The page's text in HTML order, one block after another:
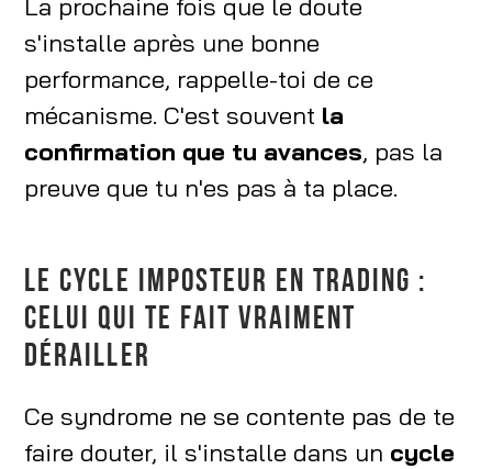
La prochaine fois que le doute
s'installe après une bonne
performance, rappelle-toi de ce
mécanisme. C'est souvent la
confirmation que tu avances, pas la
preuve que tu n'es pas à ta place.
LE CYCLE IMPOSTEUR EN TRADING :
CELUI QUI TE FAIT VRAIMENT
DÉRAILLER
Ce syndrome ne se contente pas de te
faire douter, il s'installe dans un cycle